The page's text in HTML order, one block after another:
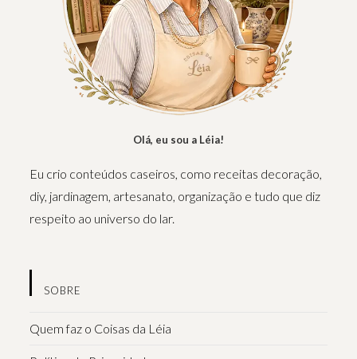
Olá, eu sou a Léia!
Eu crio conteúdos caseiros, como receitas decoração,
diy, jardinagem, artesanato, organização e tudo que diz
respeito ao universo do lar.
SOBRE
Quem faz o Coisas da Léia